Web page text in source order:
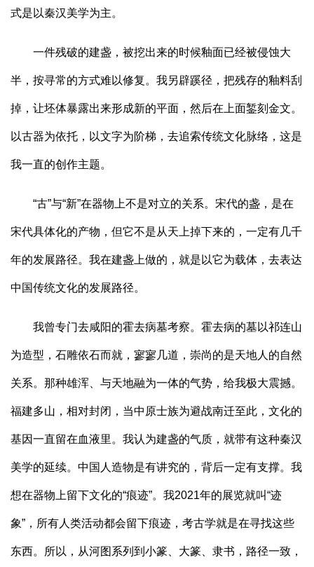
式是以秦汉美学为主。
一件残破的建盏，被挖出来的时候釉面已经被侵蚀大
半，按寻常的方式难以修复。我另辟蹊径，把残存的釉料刮
掉，让坯体暴露出来形成新的平面，然后在上面錾刻金文。
以古器为依托，以文字为阶梯，去追索传统文化脉络，这是
我一直的创作主题。
“古”与“新”在器物上不是对立的关系。宋代的盏，是在
宋代具体化的产物，但它不是从天上掉下来的，一定有几千
年的发展路径。我在建盏上做的，就是以它为载体，去表达
中国传统文化的发展路径。
我曾专门去咸阳的霍去病墓考察。霍去病的墓以祁连山
为造型，石雕依石而就，寥寥几道，崇尚的是天地人的自然
关系。那种雄浑、与天地融为一体的气势，给我极大震撼。
福建多山，相对封闭，当中原士族为避战南迁至此，文化的
基因一直留在血液里。我认为建盏的气质，就带有这种秦汉
美学的延续。中国人造物是有讲究的，背后一定有支撑。我
想在器物上留下文化的“痕迹”。我2021年的展览就叫“迹
象”，所有人类活动都会留下痕迹，考古学就是在寻找这些
东西。所以，从河图系列到小篆、大篆、隶书，路径一致，